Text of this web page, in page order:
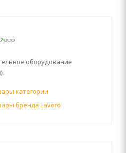
оборудование
категории
бренда Lavoro